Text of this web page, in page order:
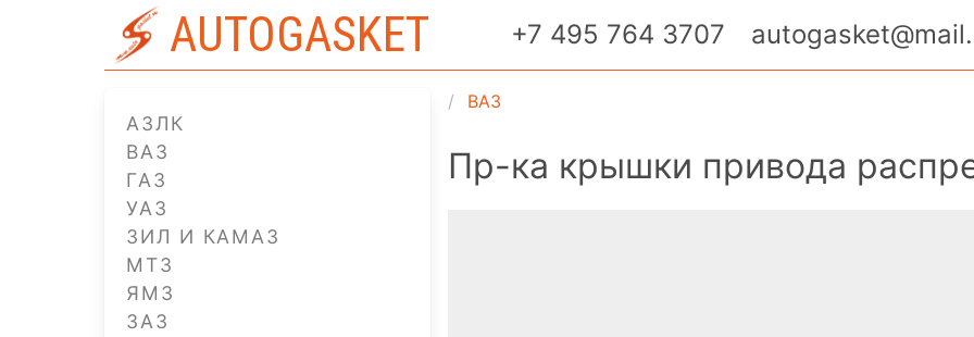
AUTOGASKET +7 495 764 3707
АЗЛК
ВАЗ
ГАЗ
УАЗ
ЗИЛ И КАМАЗ
МТЗ
ЯМЗ
ЗАЗ
ВАЗ
Пр-ка крышки привода